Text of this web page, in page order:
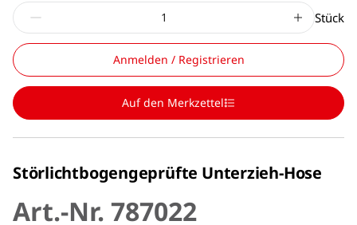
Stück
Anmelden / Registrieren
Auf den Merkzettel
Störlichtbogengeprüfte Unterzieh-Hose
Art.-Nr. 787022